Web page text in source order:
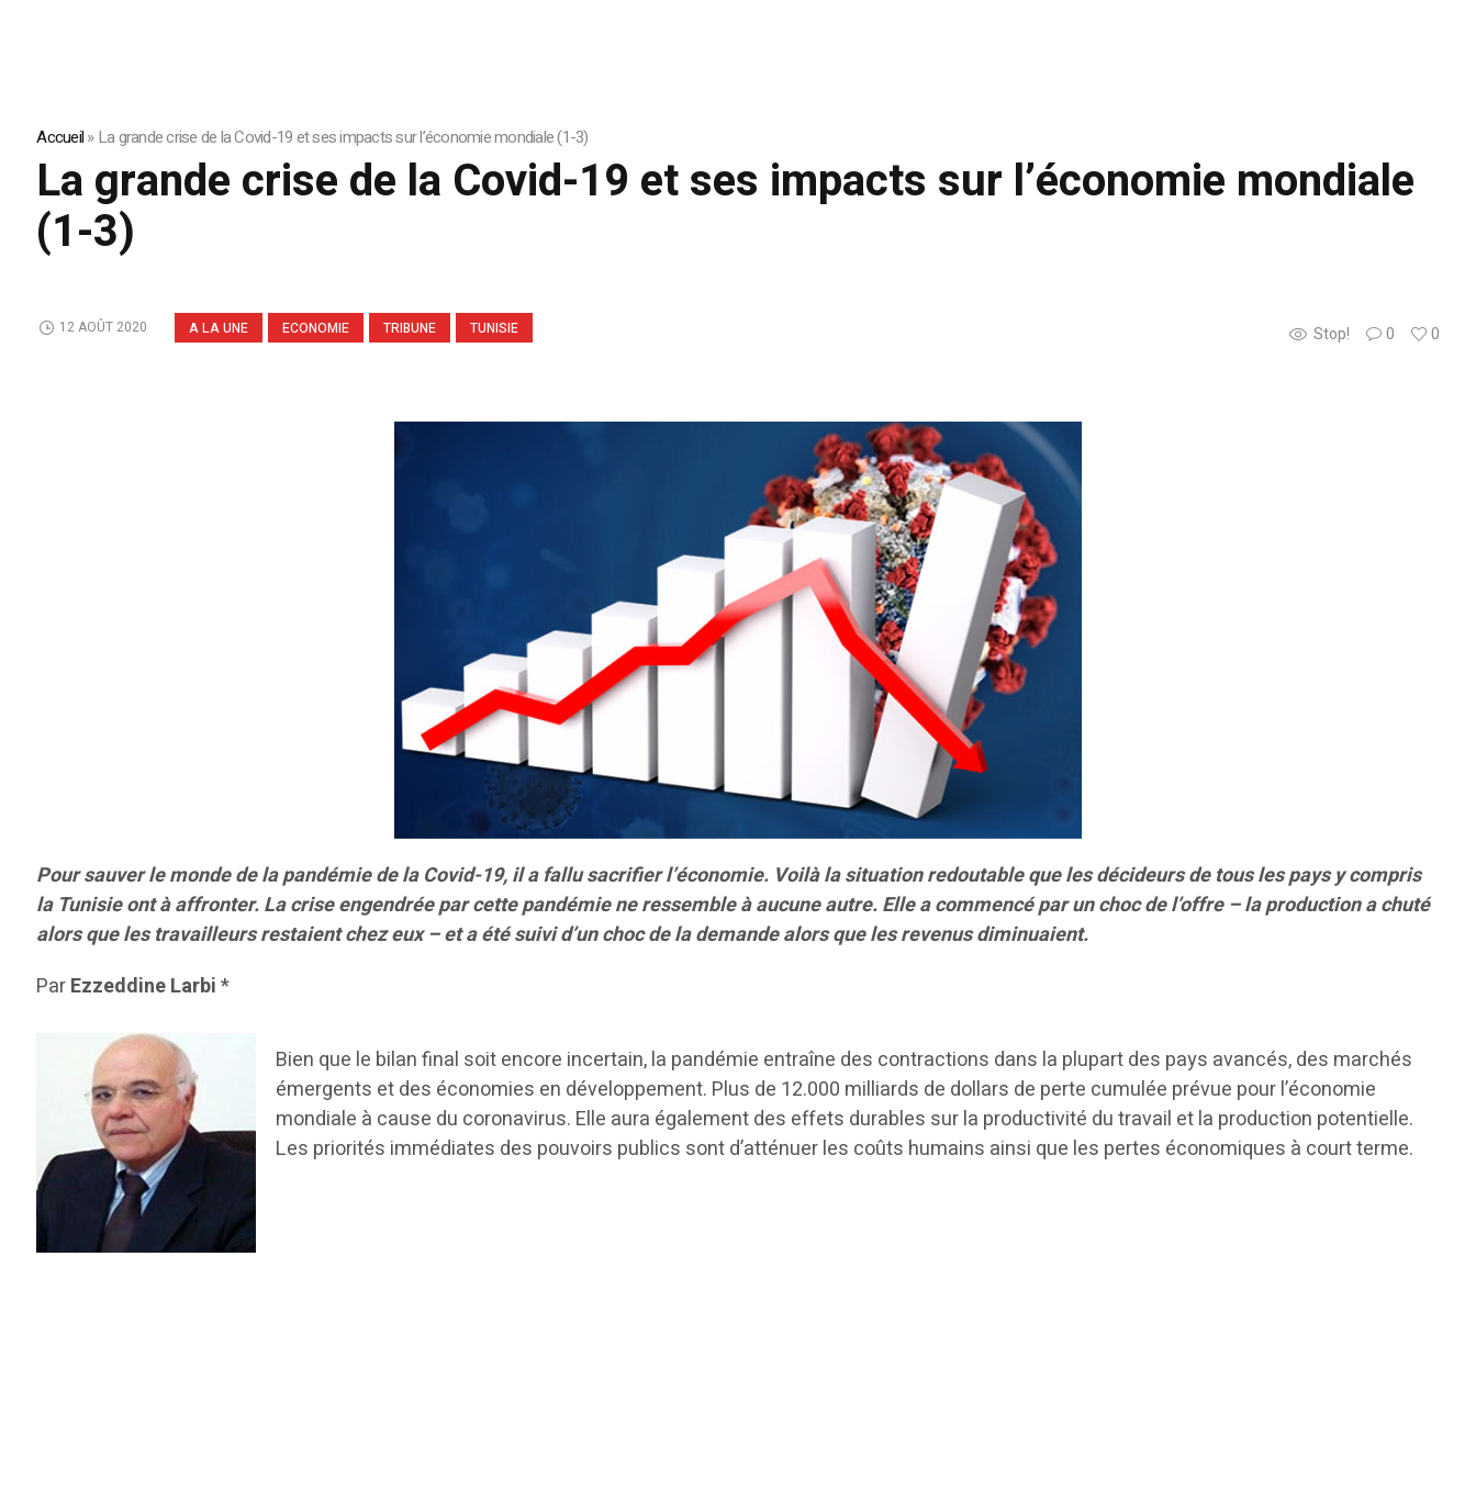
Accueil»La grande crise de la Covid-19 et ses impacts sur l’économie mondiale (1-3)
La grande crise de la Covid-19 et ses impacts sur l’économie mondiale
(1-3)
A LA UNE ECONOMIE TRIBUNE TUNISIE Stop! 0 0
12 AOÛT 2020
Pour sauver le monde de la pandémie de la Covid-19, il a fallu sacrifier l’économie. Voilà la situation redoutable que les décideurs de tous les pays y compris
la Tunisie ont à affronter. La crise engendrée par cette pandémie ne ressemble à aucune autre. Elle a commencé par un choc de l’offre – la production a chuté
alors que les travailleurs restaient chez eux – et a été suivi d’un choc de la demande alors que les revenus diminuaient.
ParEzzeddine Larbi*
Bien que le bilan final soit encore incertain, la pandémie entraîne des contractions dans la plupart des pays avancés, des marchés
émergents et des économies en développement. Plus de 12.000 milliards de dollars de perte cumulée prévue pour l’économie
mondiale à cause du coronavirus. Elle aura également des effets durables sur la productivité du travail et la production potentielle.
Les priorités immédiates des pouvoirs publics sont d’atténuer les coûts humains ainsi que les pertes économiques à court terme.